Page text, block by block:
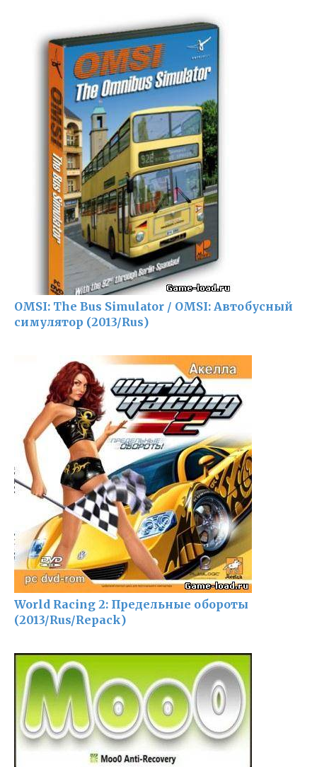
OMSI: The Bus Simulator / OMSI: Автобусный
симулятор (2013/Rus)
World Racing 2: Предельные обороты
(2013/Rus/Repack)